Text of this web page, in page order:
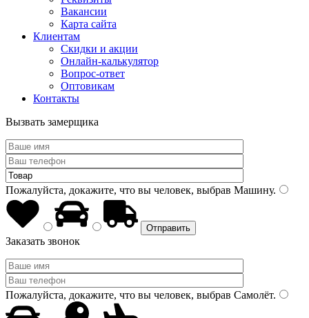
Вакансии
Карта сайта
Клиентам
Скидки и акции
Онлайн-калькулятор
Вопрос-ответ
Оптовикам
Контакты
Вызвать замерщика
Пожалуйста, докажите, что вы человек, выбрав Машину.
Заказать звонок
Пожалуйста, докажите, что вы человек, выбрав Самолёт.